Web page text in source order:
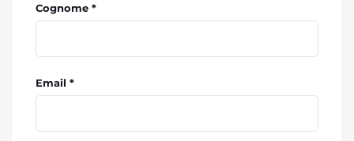
Cognome *
Email *